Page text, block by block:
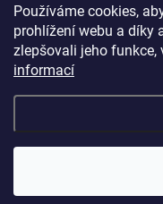
Používáme cookies,
prohlížení webu a díky
zlepšovali jeho funkce,
informací
FACEBOOK
Copyright 2026DMC style.